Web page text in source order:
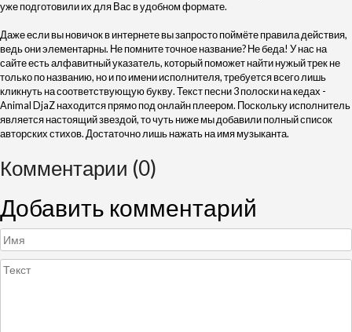
уже подготовили их для Вас в удобном формате.
Даже если вы новичок в интернете вы запросто поймёте правила действия,
ведь они элементарны. Не помните точное название? Не беда! У нас на
сайте есть алфавитный указатель, который поможет найти нужый трек не
только по названию, но и по имени исполнителя, требуется всего лишь
кликнуть на соответствующую букву. Текст песни 3 полоски на кедах -
Animal DjaZ находится прямо под онлайн плеером. Поскольку исполнитель
является настоящий звездой, то чуть ниже мы добавили полный список
авторских стихов. Достаточно лишь нажать на имя музыканта.
Комментарии (0)
Добавить комментарий